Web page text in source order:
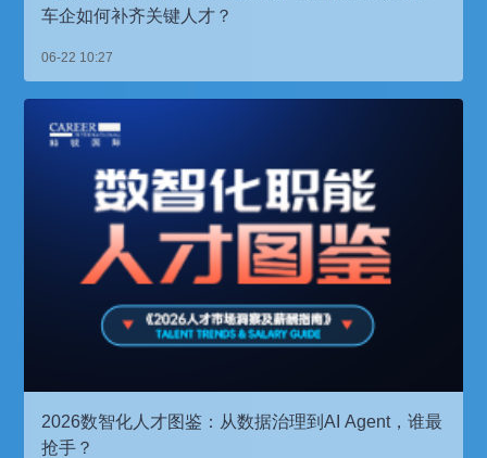
车企如何补齐关键人才？
06-22 10:27
2026数智化人才图鉴：从数据治理到AI Agent，谁最
抢手？